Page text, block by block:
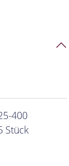
400
Stück